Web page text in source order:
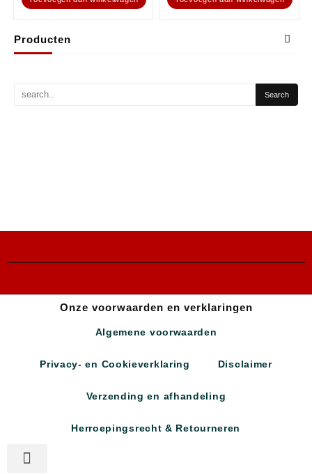
Producten
Onze voorwaarden en verklaringen
Algemene voorwaarden
Privacy- en Cookieverklaring Disclaimer
Verzending en afhandeling
Herroepingsrecht & Retourneren